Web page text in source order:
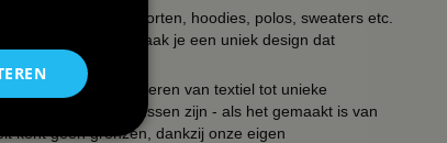
tegeltjes, schorten, hoodies, polos, sweaters etc.
lettertype en zo maak je een uniek design dat
in het transformeren van textiel tot unieke
petten of zelfs koussen zijn - als het gemaakt is van
kent geen grenzen, dankzij onze eigen